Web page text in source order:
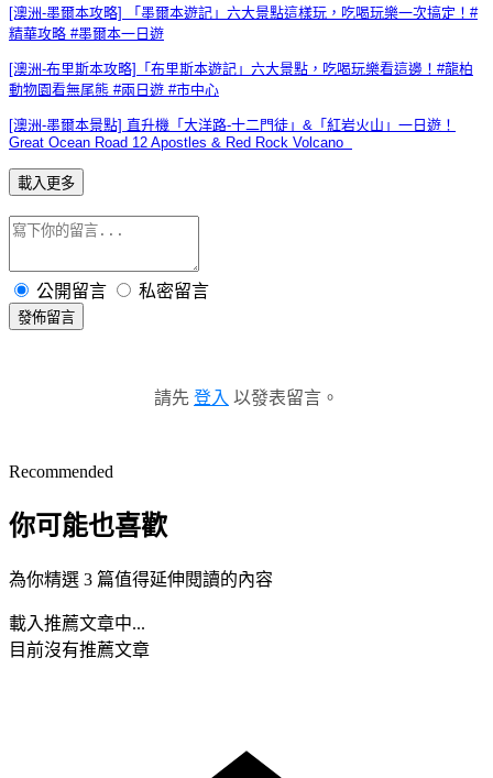
[澳洲-墨爾本攻略] 「墨爾本遊記」六大景點這樣玩，吃喝玩樂一次搞定！#
精華攻略 #墨爾本一日遊
[澳洲-布里斯本攻略]「布里斯本遊記」六大景點，吃喝玩樂看這邊！#龍柏
動物園看無尾熊 #兩日遊 #市中心
[澳洲-墨爾本景點] 直升機「大洋路-十二門徒」&「紅岩火山」一日遊！
Great Ocean Road 12 Apostles & Red Rock Volcano
載入更多
公開留言 私密留言
發佈留言
請先 登入 以發表留言。
Recommended
你可能也喜歡
為你精選 3 篇值得延伸閱讀的內容
載入推薦文章中...
目前沒有推薦文章